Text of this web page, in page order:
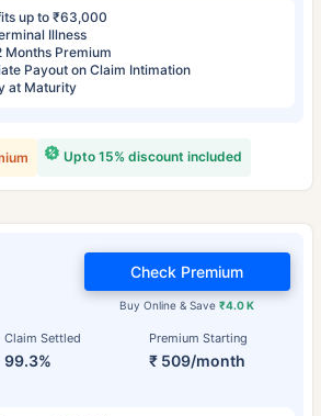
up to ₹63,000
Illness
Months Premium
Payout on Claim Intimation
at Maturity
Upto 15% discount included
Claim Settled
99.3%
Premium Starting
₹ 509/month
Buy Online & Save₹4.0 K
Check Premium